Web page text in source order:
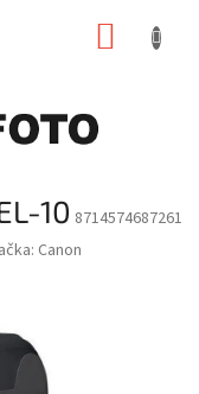
10 8714574687261
Canon